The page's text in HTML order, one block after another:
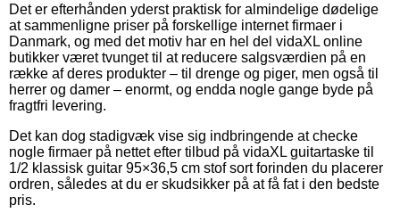
Det er efterhånden yderst praktisk for almindelige dødelige
at sammenligne priser på forskellige internet firmaer i
Danmark, og med det motiv har en hel del vidaXL online
butikker været tvunget til at reducere salgsværdien på en
række af deres produkter – til drenge og piger, men også til
herrer og damer – enormt, og endda nogle gange byde på
fragtfri levering.
Det kan dog stadigvæk vise sig indbringende at checke
nogle firmaer på nettet efter tilbud på vidaXL guitartaske til
1/2 klassisk guitar 95×36,5 cm stof sort forinden du placerer
ordren, således at du er skudsikker på at få fat i den bedste
pris.